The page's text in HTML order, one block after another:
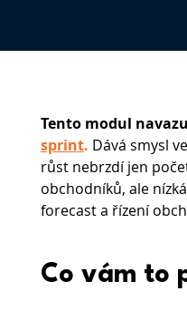
Tento modul
sprint. Dává smysl
růst nebrzdí jen
obchodníků, ale
forecast a řízení
Co vám to